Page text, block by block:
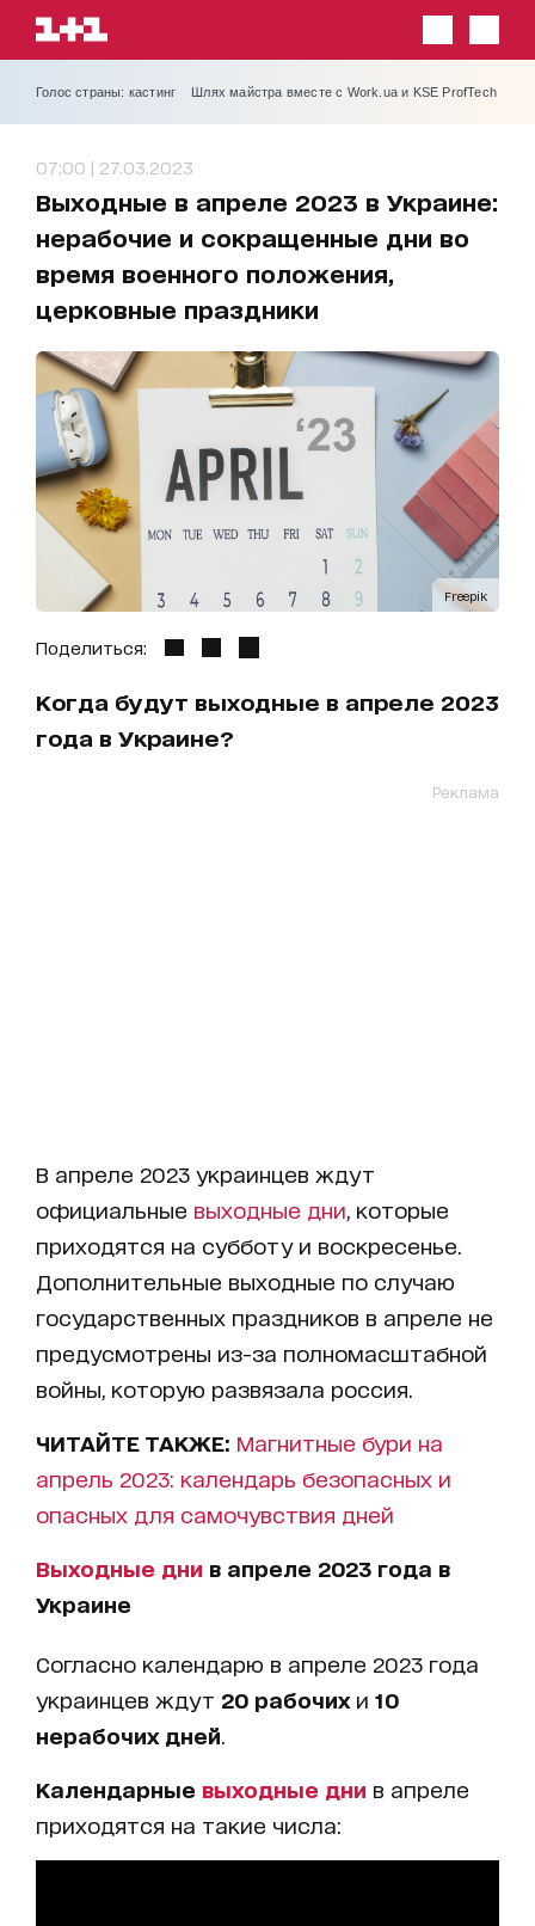
Голос страны: кастинг Шлях майстра вместе с Work.ua и KSE ProfTech
07:00 | 27.03.2023
Выходные в апреле 2023 в Украине:
нерабочие и сокращенные дни во
время военного положения,
церковные праздники
Freepik
Поделиться:
Когда будут выходные в апреле 2023
года в Украине?
Реклама
В апреле 2023 украинцев ждут
официальные выходные дни , которые
приходятся на субботу и воскресенье.
Дополнительные выходные по случаю
государственных праздников в апреле не
предусмотрены из-за полномасштабной
войны, которую развязала россия.
ЧИТАЙТЕ ТАКЖЕ: Магнитные бури на
апрель 2023: календарь безопасных и
опасных для самочувствия дней
Выходные дни в апреле 2023 года в
Украине
Согласно календарю в апреле 2023 года
украинцев ждут 20 рабочихи 10
нерабочих дней
Календарные выходные дни в апреле
приходятся на такие числа: